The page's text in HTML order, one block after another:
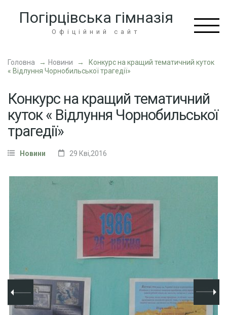
Enter)
Погірцівська гімназія
Офіційний сайт
Головна → Новини →
Конкурс на кращий тематичний куток
« Відлуння Чорнобильської трагедії»
Конкурс на кращий тематичний
куток « Відлуння Чорнобильської
трагедії»
Новини 29 Кві,2016